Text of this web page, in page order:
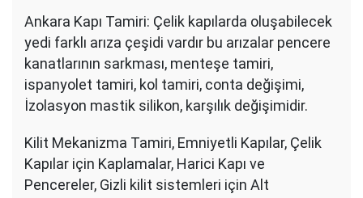
Ankara Kapı Tamiri: Çelik kapılarda oluşabilecek
yedi farklı arıza çeşidi vardır bu arızalar pencere
kanatlarının sarkması, menteşe tamiri,
ispanyolet tamiri, kol tamiri, conta değişimi,
İzolasyon mastik silikon, karşılık değişimidir.
Kilit Mekanizma Tamiri, Emniyetli Kapılar, Çelik
Kapılar için Kaplamalar, Harici Kapı ve
Pencereler, Gizli kilit sistemleri için Alt